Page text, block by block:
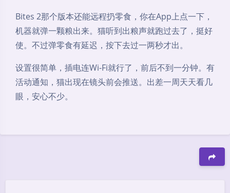
Bites 2那个版本还能远程扔零食，你在App上点一下，
机器就弹一颗粮出来。猫听到出粮声就跑过去了，挺好
使。不过弹零食有延迟，按下去过一两秒才出。
设置很简单，插电连Wi-Fi就行了，前后不到一分钟。有
活动通知，猫出现在镜头前会推送。出差一周天天看几
眼，安心不少。